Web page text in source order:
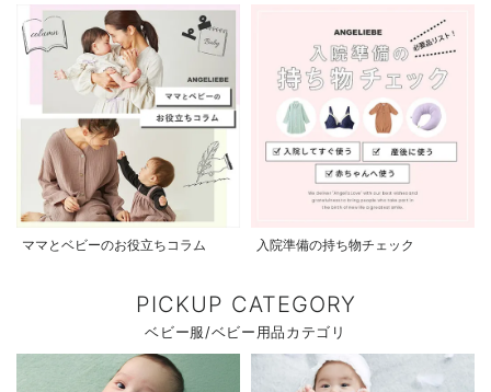
ママとベビーのお役立ちコラム 入院準備の持ち物チェック
PICKUP CATEGORY
ベビー服/ベビー用品カテゴリ